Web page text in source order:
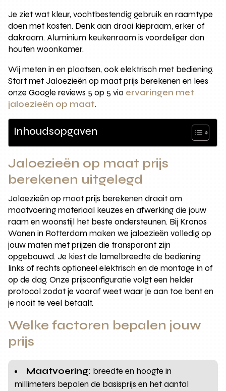
Je ziet wat kleur, vochtbestendig gebruik en raamtype
doen met kosten. Denk aan draai kiepraam, erker of
dakraam. Aluminium keukenraam is voordeliger dan
houten woonkamer.
Wij meten in en plaatsen, ook elektrisch met bediening.
Start met Jaloezieën op maat prijs berekenen en lees
onze Google reviews 5 op 5 via ervaringen met
jaloezieën op maat.
Inhoudsopgaven
Jaloezieën op maat prijs
berekenen uitgelegd
Jaloezieën op maat prijs berekenen draait om
maatvoering materiaal keuzes en afwerking die jouw
raam en woonstijl het beste ondersteunen. Bij Kronos
Wonen in Rotterdam maken we jaloezieën volledig op
jouw maten met prijzen die transparant zijn
opgebouwd. Je kiest de lamelbreedte de bediening
links of rechts optioneel elektrisch en de montage in of
op de dag. Onze prijsconfiguratie volgt een helder
protocol zodat je vooraf weet waar je aan toe bent en
je nooit te veel betaalt.
Welke factoren bepalen jouw
prijs
Maatvoering: breedte en hoogte in
millimeters bepalen de basisprijs en het aantal